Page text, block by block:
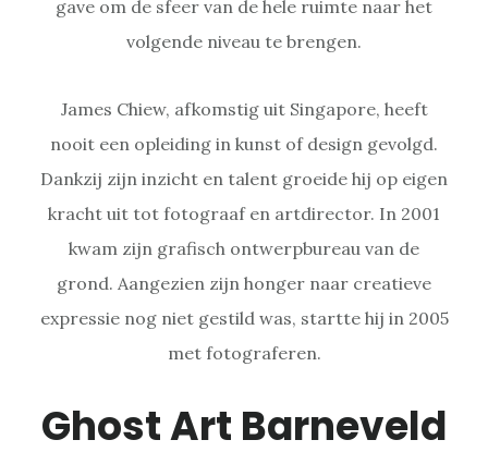
gave om de sfeer van de hele ruimte naar het
volgende niveau te brengen.
James Chiew, afkomstig uit Singapore, heeft
nooit een opleiding in kunst of design gevolgd.
Dankzij zijn inzicht en talent groeide hij op eigen
kracht uit tot fotograaf en artdirector. In 2001
kwam zijn grafisch ontwerpbureau van de
grond. Aangezien zijn honger naar creatieve
expressie nog niet gestild was, startte hij in 2005
met fotograferen.
Ghost Art Barneveld